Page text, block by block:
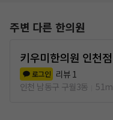
주변 다른 한의원
키우미한의원 인천점
로그인 리뷰 1
인천 남동구 구월3동
51m